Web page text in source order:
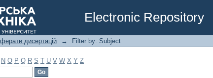
Electronic Repository
дисертацій → Filter by: Subject
N O P Q R S T U V W X Y Z